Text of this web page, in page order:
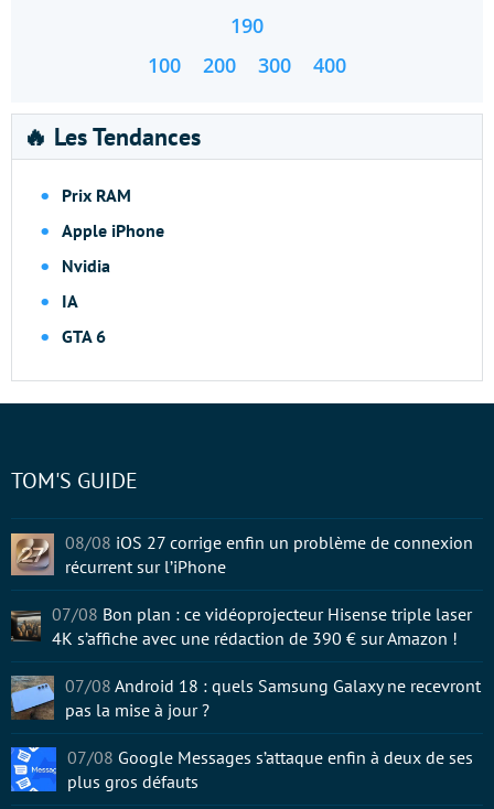
190
100
200 300 400
🔥 Les Tendances
Prix RAM
Apple iPhone
Nvidia
IA
GTA 6
TOM'S GUIDE
08/08 iOS 27 corrige enfin un problème de connexion
récurrent sur l’iPhone
07/08 Bon plan : ce vidéoprojecteur Hisense triple laser
4K s’affiche avec une rédaction de 390 € sur Amazon !
07/08 Android 18 : quels Samsung Galaxy ne recevront
pas la mise à jour ?
07/08 Google Messages s’attaque enfin à deux de ses
plus gros défauts